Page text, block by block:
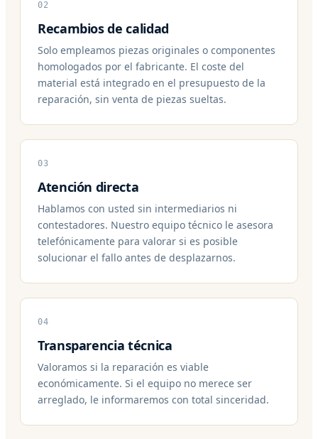
02
Recambios de calidad
Solo empleamos piezas originales o componentes
homologados por el fabricante. El coste del
material está integrado en el presupuesto de la
reparación, sin venta de piezas sueltas.
03
Atención directa
Hablamos con usted sin intermediarios ni
contestadores. Nuestro equipo técnico le asesora
telefónicamente para valorar si es posible
solucionar el fallo antes de desplazarnos.
04
Transparencia técnica
Valoramos si la reparación es viable
económicamente. Si el equipo no merece ser
arreglado, le informaremos con total sinceridad.